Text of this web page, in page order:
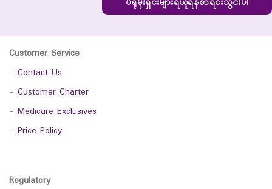
Customer Service
- Contact Us
- Customer Charter
- Medicare Exclusives
- Price Policy
Regulatory